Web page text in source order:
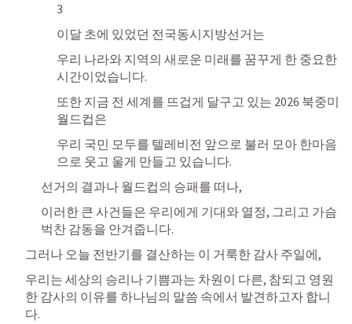
3
이달 초에 있었던 전국동시지방선거는
우리 나라와 지역의 새로운 미래를 꿈꾸게 한 중요한
시간이었습니다.
또한 지금 전 세계를 뜨겁게 달구고 있는 2026 북중미
월드컵은
우리 국민 모두를 텔레비전 앞으로 불러 모아 한마음
으로 웃고 울게 만들고 있습니다.
선거의 결과나 월드컵의 승패를 떠나,
이러한 큰 사건들은 우리에게 기대와 열정, 그리고 가슴
벅찬 감동을 안겨줍니다.
그러나 오늘 전반기를 결산하는 이 거룩한 감사 주일에,
우리는 세상의 승리나 기쁨과는 차원이 다른, 참되고 영원
한 감사의 이유를 하나님의 말씀 속에서 발견하고자 합니
다.